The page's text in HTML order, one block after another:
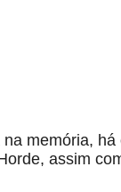
memória,
assim